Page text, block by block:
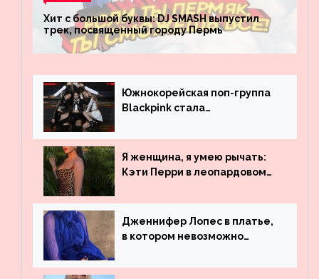
Хит с большой буквы: DJ SMASH выпустил
трек, посвященный городу Пермь
Южнокорейская поп-группа
Blackpink стала
просмотрам на YouTube. Они
обогнали даже Джастина
Бибера
Я женщина, я умею рычать:
Кэти Перри в леопардовом
Дженнифер Лопес в платье,
в котором невозможно